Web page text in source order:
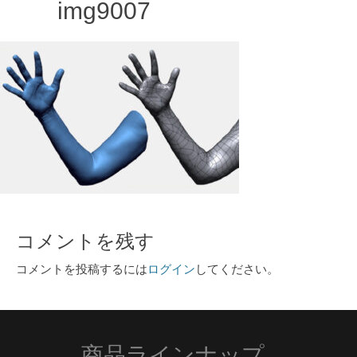
img9007
コメントを残す
コメントを投稿するにはログイン してください。